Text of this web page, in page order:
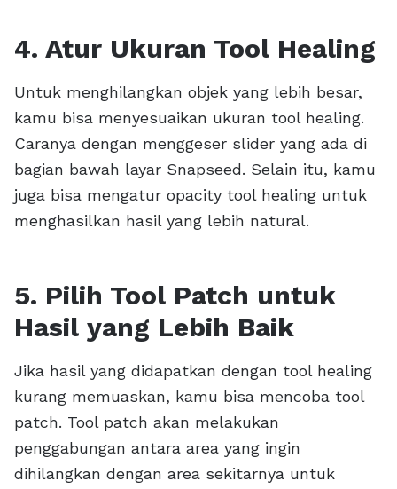
4. Atur Ukuran Tool Healing
Untuk menghilangkan objek yang lebih besar,
kamu bisa menyesuaikan ukuran tool healing.
Caranya dengan menggeser slider yang ada di
bagian bawah layar Snapseed. Selain itu, kamu
juga bisa mengatur opacity tool healing untuk
menghasilkan hasil yang lebih natural.
5. Pilih Tool Patch untuk
Hasil yang Lebih Baik
Jika hasil yang didapatkan dengan tool healing
kurang memuaskan, kamu bisa mencoba tool
patch. Tool patch akan melakukan
penggabungan antara area yang ingin
dihilangkan dengan area sekitarnya untuk